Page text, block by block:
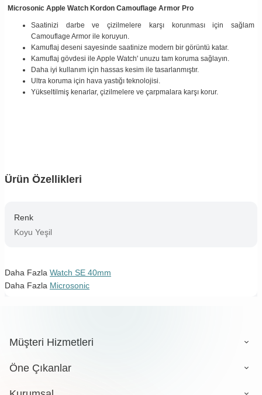
Microsonic Apple Watch Kordon Camouflage Armor Pro
Saatinizi darbe ve çizilmelere karşı korunması için sağlam
Camouflage Armor ile koruyun.
Kamuflaj deseni sayesinde saatinize modern bir görüntü katar.
Kamuflaj gövdesi ile Apple Watch' unuzu tam koruma sağlayın.
Daha iyi kullanım için hassas kesim ile tasarlanmıştır.
Ultra koruma için hava yastığı teknolojisi.
Yükseltilmiş kenarlar, çizilmelere ve çarpmalara karşı korur.
Ürün Özellikleri
Renk
Koyu Yeşil
Daha Fazla Watch SE 40mm
Daha Fazla Microsonic
Müşteri Hizmetleri
Öne Çıkanlar